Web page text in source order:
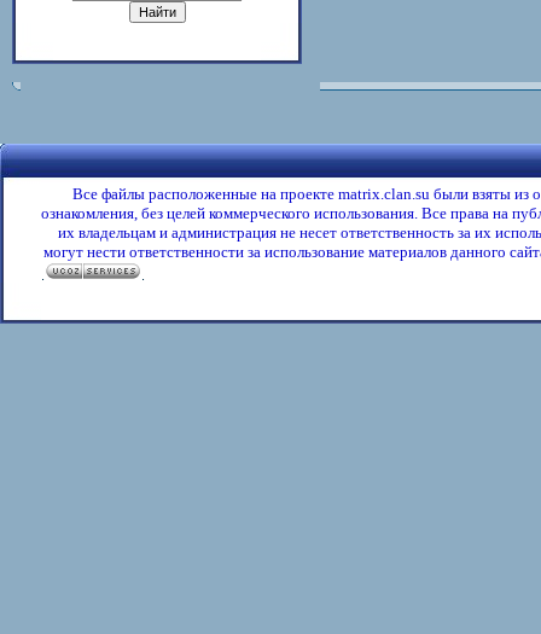
Все файлы расположенные на проекте matrix.clan.su были взяты из
ознакомления, без целей коммерческого использования. Все права на
их владельцам и администрация не несет ответственность за их
могут нести ответственности за использование материалов данного